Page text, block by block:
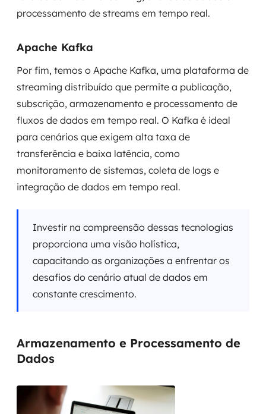
processamento de streams em tempo real.
Apache Kafka
Por fim, temos o Apache Kafka, uma plataforma de
streaming distribuído que permite a publicação,
subscrição, armazenamento e processamento de
fluxos de dados em tempo real. O Kafka é ideal
para cenários que exigem alta taxa de
transferência e baixa latência, como
monitoramento de sistemas, coleta de logs e
integração de dados em tempo real.
Investir na compreensão dessas tecnologias
proporciona uma visão holística,
capacitando as organizações a enfrentar os
desafios do cenário atual de dados em
constante crescimento.
Armazenamento e Processamento de
Dados